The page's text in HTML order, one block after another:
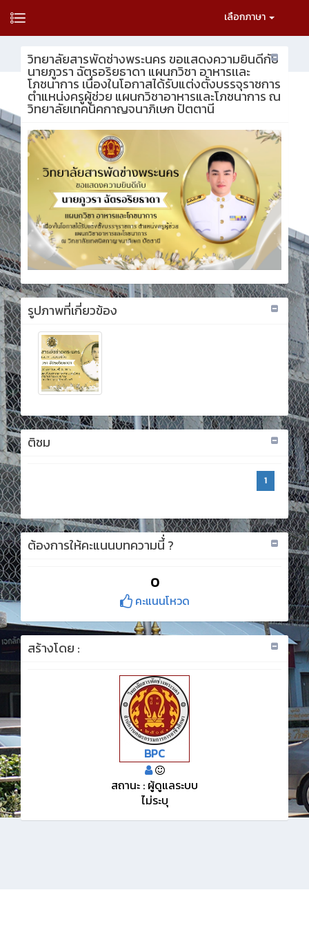
เลือกภาษา
วิทยาลัยสารพัดช่างพระนคร ขอแสดงความยินดีกับ
นายภูวรา ฉัตรอริยธาดา แผนกวิชา อาหารเเละ
โภชนาการ เนื่องในโอกาสได้รับแต่งตั้งบรรจุราชการ
ตำแหน่งครูผู้ช่วย แผนกวิชาอาหารและโภชนาการ ณ
วิทยาลัยเทคนิคกาญจนาภิเษก ปัตตานี
รูปภาพที่เกี่ยวข้อง
ติชม
1
ต้องการให้คะแนนบทความนี้่ ?
0
คะแนนโหวด
สร้างโดย :
BPC
สถานะ : ผู้ดูแลระบบ
ไม่ระบุ